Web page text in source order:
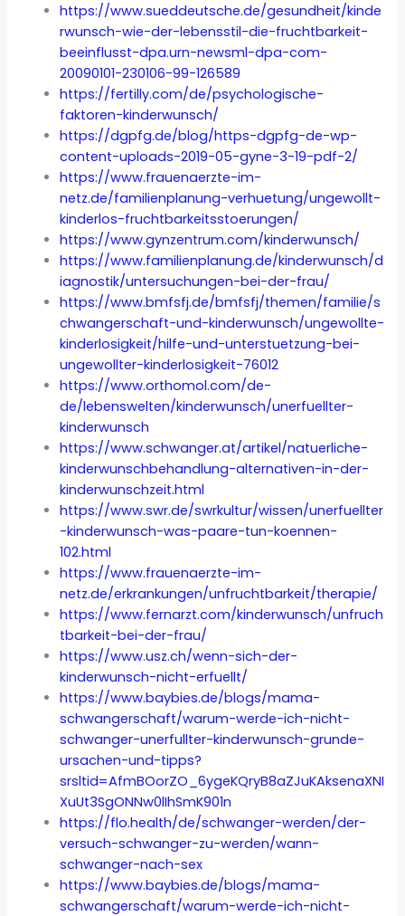
https://www.sueddeutsche.de/gesundheit/kinde
rwunsch-wie-der-lebensstil-die-fruchtbarkeit-
beeinflusst-dpa.urn-newsml-dpa-com-
20090101-230106-99-126589
https://fertilly.com/de/psychologische-
faktoren-kinderwunsch/
https://dgpfg.de/blog/https-dgpfg-de-wp-
content-uploads-2019-05-gyne-3-19-pdf-2/
https://www.frauenaerzte-im-
netz.de/familienplanung-verhuetung/ungewollt-
kinderlos-fruchtbarkeitsstoerungen/
https://www.gynzentrum.com/kinderwunsch/
https://www.familienplanung.de/kinderwunsch/d
iagnostik/untersuchungen-bei-der-frau/
https://www.bmfsfj.de/bmfsfj/themen/familie/s
chwangerschaft-und-kinderwunsch/ungewollte-
kinderlosigkeit/hilfe-und-unterstuetzung-bei-
ungewollter-kinderlosigkeit-76012
https://www.orthomol.com/de-
de/lebenswelten/kinderwunsch/unerfuellter-
kinderwunsch
https://www.schwanger.at/artikel/natuerliche-
kinderwunschbehandlung-alternativen-in-der-
kinderwunschzeit.html
https://www.swr.de/swrkultur/wissen/unerfuellter
-kinderwunsch-was-paare-tun-koennen-
102.html
https://www.frauenaerzte-im-
netz.de/erkrankungen/unfruchtbarkeit/therapie/
https://www.fernarzt.com/kinderwunsch/unfruch
tbarkeit-bei-der-frau/
https://www.usz.ch/wenn-sich-der-
kinderwunsch-nicht-erfuellt/
https://www.baybies.de/blogs/mama-
schwangerschaft/warum-werde-ich-nicht-
schwanger-unerfullter-kinderwunsch-grunde-
ursachen-und-tipps?
srsltid=AfmBOorZO_6ygeKQryB8aZJuKAksenaXNI
XuUt3SgONNw0lIhSmK901n
https://flo.health/de/schwanger-werden/der-
versuch-schwanger-zu-werden/wann-
schwanger-nach-sex
https://www.baybies.de/blogs/mama-
schwangerschaft/warum-werde-ich-nicht-